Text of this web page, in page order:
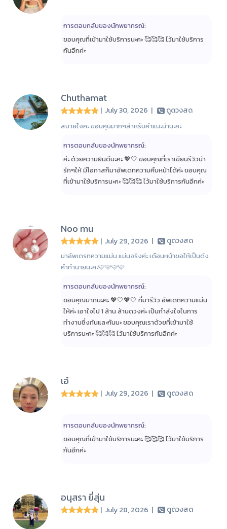
การตอบกลับของนักพยากรณ์:
ขอบคุณที่เข้ามาใช้บริการนะคะ 🥰🥰🥰 ไว้มาใช้บริการ
กันอีกค่ะ
Chuthamat
| July 30, 2026 | ดูดวงสด
สบายใจคะ ขอบคุนมากๆสำหรับคำแนะนำนะคะ
การตอบกลับของนักพยากรณ์:
ค่ะ ด้วยความยินดีนะคะ 💖🤍 ขอบคุณที่เราเขียนรีวิวน่า
รักๆให้ มีโอกาสก็มาอัพเดทความคืบหน้าได้ค่ะ ขอบคุณ
ที่เข้ามาใช้บริการนะคะ 🥰🥰🥰 ไว้มาใช้บริการกันอีกค่ะ
Noo mu
| July 29, 2026 | ดูดวงสด
มาอัพเดรทความแม่น แม่นจริงค่ะ เดือนหน้าขอให้เป็นดัง
คำทำนายนะคะ🩷🩷🩷🩷
การตอบกลับของนักพยากรณ์:
ขอบคุณมากนะคะ 💖🤍💖🤍 ที่มารีวิว อัพเดทความแม่น
ให้ค่ะ เอาใจไป 1 ล้าน ล้านดวงค่ะ เป็นกำลังใจในการ
ทำงานซึ่งกันและกันนะ ขอบคุณเราด้วยที่เข้ามาใช้
บริการนะคะ 🥰🥰🥰 ไว้มาใช้บริการกันอีกค่ะ
เอ๋
| July 29, 2026 | ดูดวงสด
การตอบกลับของนักพยากรณ์:
ขอบคุณที่เข้ามาใช้บริการนะคะ 🥰🥰🥰 ไว้มาใช้บริการ
กันอีกค่ะ
อนุสรา ยี่สุ่น
| July 28, 2026 | ดูดวงสด